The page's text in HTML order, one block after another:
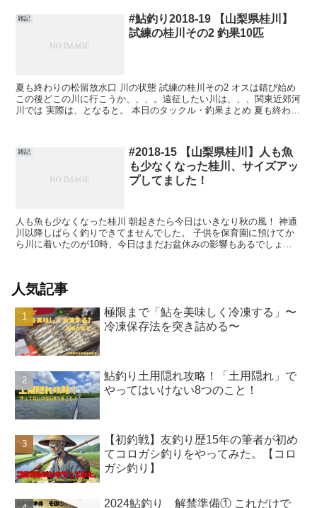
雑記
#鮎釣り2018-19 【山梨県桂川】
試練の桂川その2 釣果10匹
夏も終わりの松留放水口 川の状態 試練の桂川その2 オスは錆び始め
この後どこの川に行こうか、、、。遠征したい川は、、、関東近郊河
川では 実際は、となると。 本日のタックル・釣果まとめ 夏も終わり
雑記
#2018-15 【山梨県桂川】人も魚
も少なくなった桂川、サイズアッ
プしてました！
人も魚も少なくなった桂川 朝起きたら今日はいきなり秋の風！ 神通
川以降しばらく釣りできてませんでした。 子供を保育園に預けてか
ら川に着いたのが10時、今日はまだお盆休みの影響もあるでしょう
人気記事
極限まで「鮎を美味しく冷凍する」〜
冷凍保存法を突き詰める〜
鮎釣り土用隠れ攻略！「土用隠れ」で
やってはいけない8つのこと！
【初釣戦】友釣り歴15年の筆者が初め
てコロガシ釣りをやってみた。【コロ
ガシ釣り】
2024鮎釣り 解禁準備① これだけで